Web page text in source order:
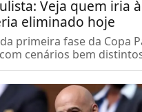
Veja quem iria
eliminado hoje
primeira fase da Copa
cenários bem